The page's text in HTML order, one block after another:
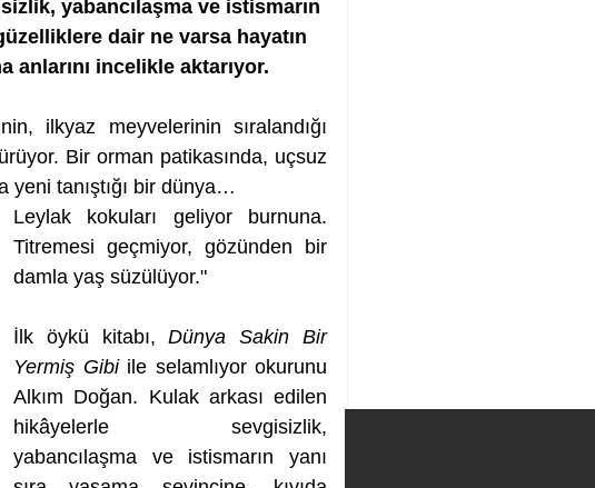
yabancılaşma ve istismarın
dair ne varsa hayatın
anlarını incelikle aktarıyor.
ilkyaz meyvelerinin sıralandığı
Bir orman patikasında, uçsuz
yeni tanıştığı bir dünya…
Leylak kokuları geliyor burnuna.
Titremesi geçmiyor, gözünden bir
damla yaş süzülüyor."
İlk öykü kitabı, Dünya Sakin Bir
Yermiş Gibi ile selamlıyor okurunu
Alkım Doğan. Kulak arkası edilen
hikâyelerle sevgisizlik,
yabancılaşma ve istismarın yanı